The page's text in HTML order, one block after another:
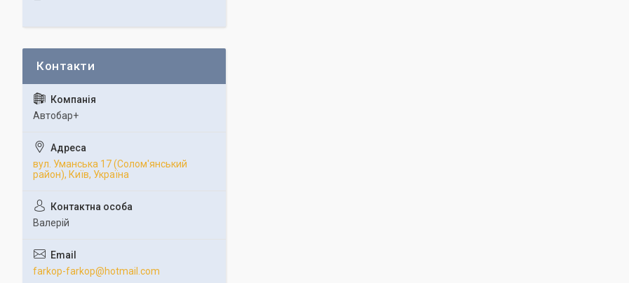
Автобар+
вул. Уманська 17 (Солом'янський
район), Київ, Україна
Валерій
farkop-farkop@hotmail.com